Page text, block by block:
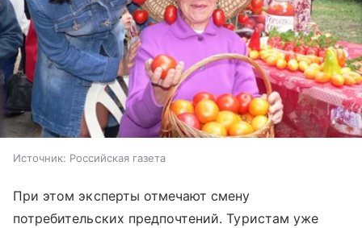
Источник: Российская газета
При этом эксперты отмечают смену
потребительских предпочтений. Туристам уже